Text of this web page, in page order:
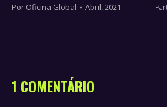
Por Oficina Global Abril, 2021
1 COMENTÁRIO